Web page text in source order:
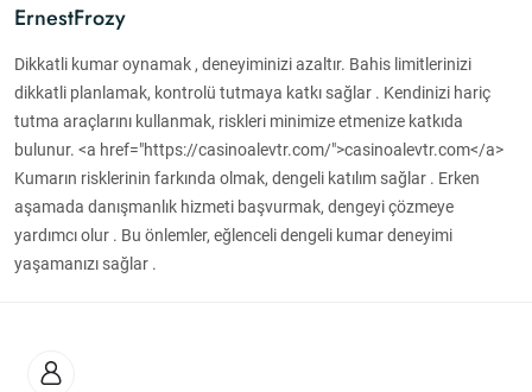
ErnestFrozy
Dikkatli kumar oynamak , deneyiminizi azaltır. Bahis limitlerinizi
dikkatli planlamak, kontrolü tutmaya katkı sağlar . Kendinizi hariç
tutma araçlarını kullanmak, riskleri minimize etmenize katkıda
bulunur. <a href="https://casinoalevtr.com/">casinoalevtr.com</a>
Kumarın risklerinin farkında olmak, dengeli katılım sağlar . Erken
aşamada danışmanlık hizmeti başvurmak, dengeyi çözmeye
yardımcı olur . Bu önlemler, eğlenceli dengeli kumar deneyimi
yaşamanızı sağlar .